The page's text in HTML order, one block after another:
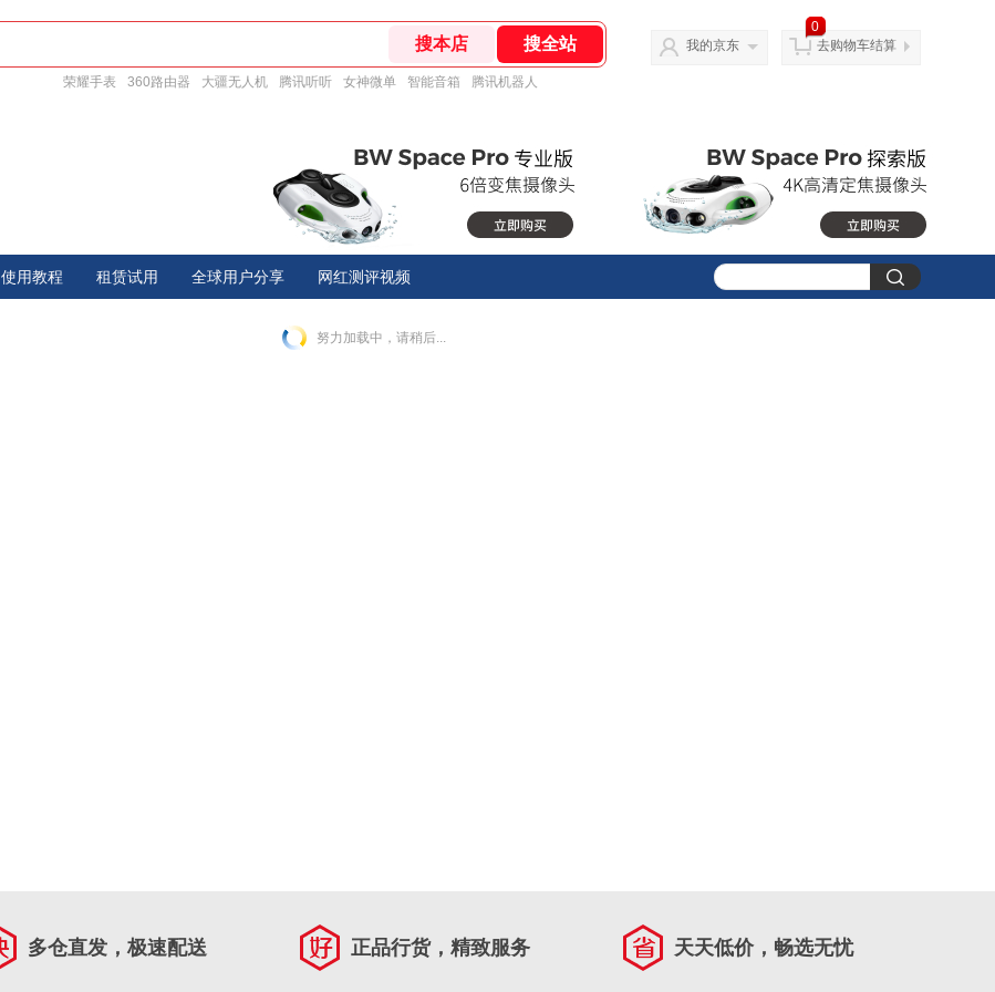
荣耀手表 360路由器 大疆无人机 腾讯听听 女神微单 智能音箱 腾讯机器人
我的京东
0
去购物车结算
使用教程 租赁试用 全球用户分享 网红测评视频
努力加载中，请稍后...
多仓直发，极速配送 正品行货，精致服务 天天低价，畅选无忧